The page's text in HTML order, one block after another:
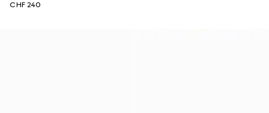
CHF 240